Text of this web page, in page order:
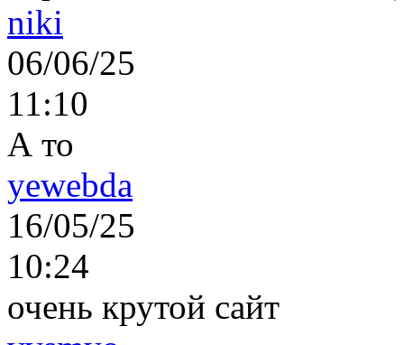
niki
06/06/25
11:10
А то
yewebda
16/05/25
10:24
очень крутой сайт